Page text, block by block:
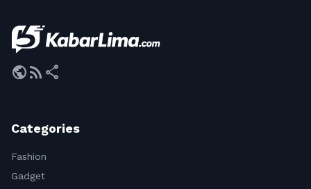
publicrss_feed share
Categories
Fashion
Gadget